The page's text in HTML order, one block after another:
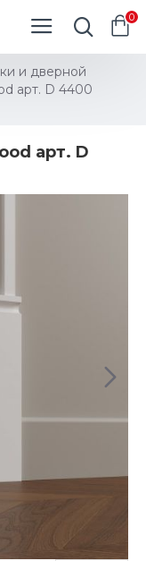
0
и дверной
арт. D 4400
арт. D